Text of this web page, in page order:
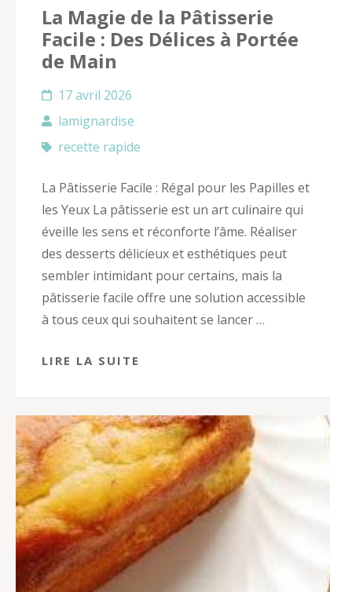
La Magie de la Pâtisserie
Facile : Des Délices à Portée
de Main
17 avril 2026
lamignardise
recette rapide
La Pâtisserie Facile : Régal pour les Papilles et
les Yeux La pâtisserie est un art culinaire qui
éveille les sens et réconforte l’âme. Réaliser
des desserts délicieux et esthétiques peut
sembler intimidant pour certains, mais la
pâtisserie facile offre une solution accessible
à tous ceux qui souhaitent se lancer …
LIRE LA SUITE